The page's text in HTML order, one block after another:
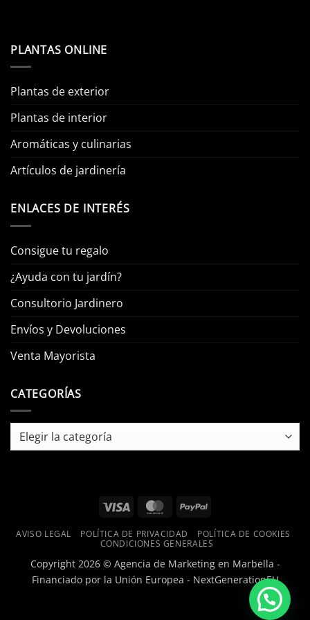
PLANTAS ONLINE
Plantas de exterior
Plantas de interior
Aromáticas y culinarias
Artículos de jardinería
ENLACES DE INTERÉS
Consigue tu regalo
¿Ayuda con tu jardín?
Consultorio Jardinero
Envíos y Devoluciones
Venta Mayorista
CATEGORÍAS
Categorías
Visa MasterCardPayPal
AVISO LEGAL POLÍTICA DE PRIVACIDAD
POLÍTICA DE COOKIES
CONDICIONES GENERALES
Copyright 2026 © Agencia de Marketing en Marbella -
Financiado por la Unión Europea - NextGenerationEU